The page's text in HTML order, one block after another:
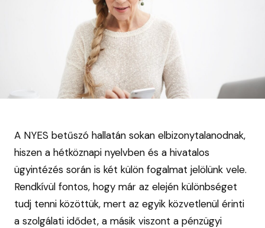
A NYES betűszó hallatán sokan elbizonytalanodnak,
hiszen a hétköznapi nyelvben és a hivatalos
ügyintézés során is két külön fogalmat jelölünk vele.
Rendkívül fontos, hogy már az elején különbséget
tudj tenni közöttük, mert az egyik közvetlenül érinti
a szolgálati idődet, a másik viszont a pénzügyi